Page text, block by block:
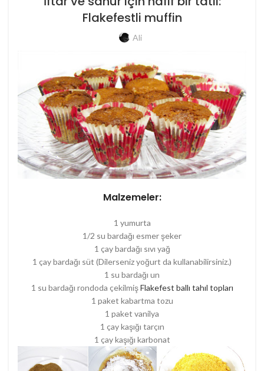
Flakefestli muffin
Ali
Malzemeler:
1 yumurta
1/2 su bardağı esmer şeker
1 çay bardağı sıvı yağ
1 çay bardağı süt (Dilerseniz yoğurt da kullanabilirsiniz.)
1 su bardağı un
1 su bardağı rondoda çekilmişFlakefest ballı tahıl topları
1 paket kabartma tozu
1 paket vanilya
1 çay kaşığı tarçın
1 çay kaşığı karbonat